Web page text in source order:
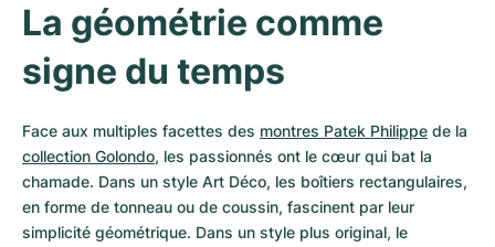
La géométrie comme
signe du temps
Face aux multiples facettes des montres Patek Philippe
collection Golondo, les passionnés ont le cœur qui bat la
chamade. Dans un style Art Déco, les boîtiers rectangulaires,
en forme de tonneau ou de coussin, fascinent par leur
simplicité géométrique. Dans un style plus original, le